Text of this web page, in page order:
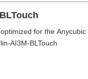
for the
AI3M-BLTouch